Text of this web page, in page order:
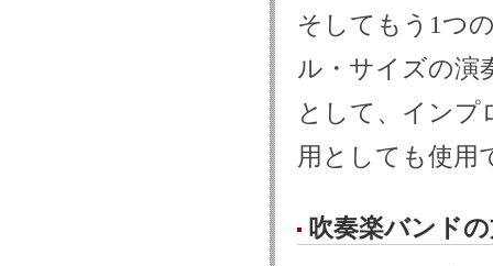
そしてもう1つ
ル・サイズの演
として、インプ
用としても使用
吹奏楽バンド